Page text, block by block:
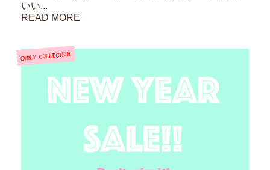
いい...
READ MORE